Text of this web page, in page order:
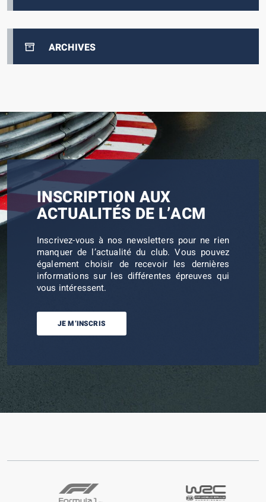
ARCHIVES
INSCRIPTION AUX
ACTUALITÉS DE L’ACM
Inscrivez-vous à nos newsletters pour ne rien
manquer de l’actualité du club. Vous pouvez
également choisir de recevoir les dernières
informations sur les différentes épreuves qui
vous intéressent.
JE M’INSCRIS